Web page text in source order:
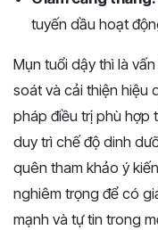
tuyến dầu hoạt
Mụn tuổi dậy thì là
soát và cải thiện hiệu
pháp điều trị phù hợp
duy trì chế độ dinh
quên tham khảo ý
nghiêm trọng để có
mạnh và tự tin trong